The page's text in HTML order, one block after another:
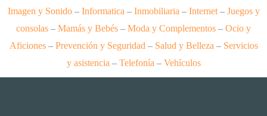
Imagen y Sonido– Informatica – Inmobiliaria – Internet– Juegos y
consolas – Mamás y Bebés – Moda y Complementos – Ocio y
Aficiones– Prevención y Seguridad – Salud y Belleza – Servicios
y asistencia – Telefonía – Vehículos